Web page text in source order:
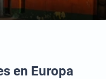
en Europa